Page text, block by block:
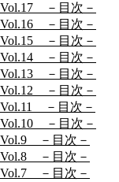
Vol.17 －目次－
Vol.16 －目次－
Vol.15 －目次－
Vol.14 －目次－
Vol.13 －目次－
Vol.12 －目次－
－目次－
Vol.10 －目次－
Vol.9 －目次－
Vol.8 －目次－
Vol.7 －目次－